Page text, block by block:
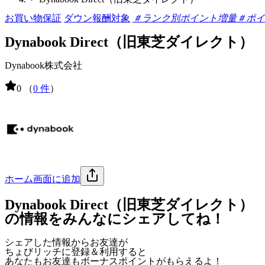
お買い物保証 ダウン報酬対象 ＃ランク別ポイント増量＃ポ
Dynabook Direct（旧東芝ダイレクト）
Dynabook株式会社
0 （0 件）
ホーム画面に追加
Dynabook Direct（旧東芝ダイレクト）
の情報をみんなにシェアしてね！
シェアした情報からお友達が
ちょびリッチに登録＆利用すると
あなたもお友達もボーナスポイント がもらえるよ！